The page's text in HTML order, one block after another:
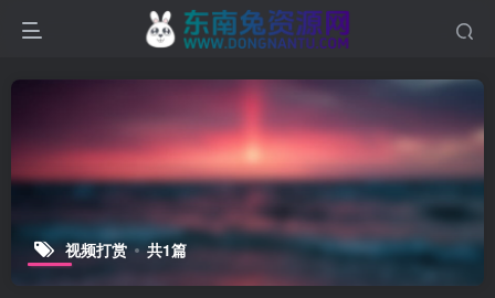
视频打赏 共1篇